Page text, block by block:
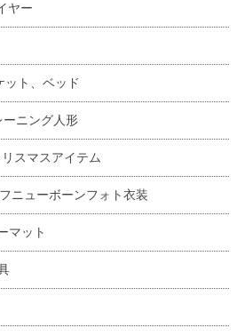
ヤー
ット、ベッド
ニング人形
スマスアイテム
ニューボーンフォト衣装
マット